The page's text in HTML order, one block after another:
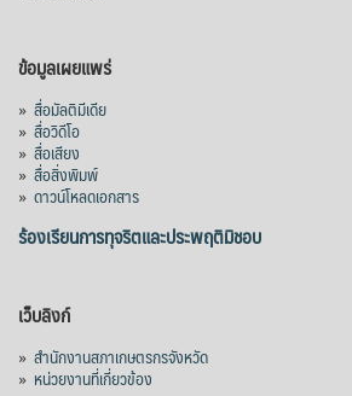
ข้อมูลเผยแพร่
» สื่อมัลติมีเดีย
» สื่อวิดีโอ
» สื่อเสียง
» สื่อสิ่งพิมพ์
» ดาวน์โหลดเอกสาร
ร้องเรียนการทุจริตและประพฤติมิชอบ
เว็บลิงก์
» สำนักงานสภาเกษตรกรจังหวัด
» หน่วยงานที่เกี่ยวข้อง